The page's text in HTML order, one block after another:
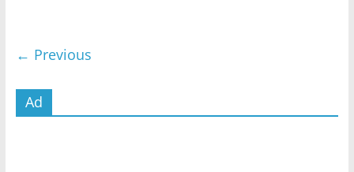
← Previous
Ad